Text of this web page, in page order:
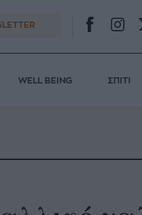
WELL BEING ΣΠΙΤΙ